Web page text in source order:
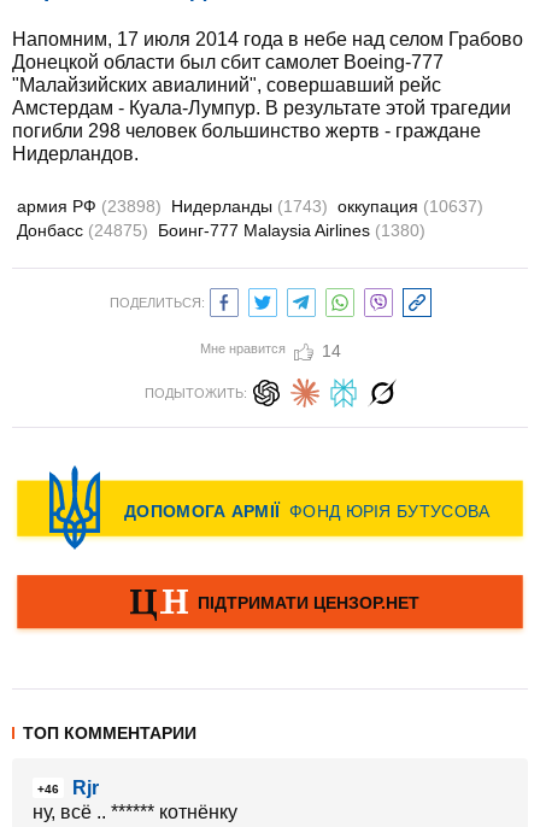
Напомним, 17 июля 2014 года в небе над селом Грабово
Донецкой области был сбит самолет Boeing-777
"Малайзийских авиалиний", совершавший рейс
Амстердам - Куала-Лумпур. В результате этой трагедии
погибли 298 человек большинство жертв - граждане
Нидерландов.
армия РФ (23898) Нидерланды (1743) оккупация (10637)
Донбасс (24875) Боинг-777 Malaysia Airlines (1380)
ПОДЕЛИТЬСЯ:
Мне нравится 14
ПОДЫТОЖИТЬ:
ТОП КОММЕНТАРИИ
+46
Rjr
ну, всё .. ****** котнёнку